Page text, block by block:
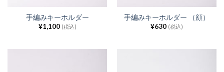
手編みキーホルダー
¥1,100 (税込)
手編みキーホルダー （顔）
¥630 (税込)